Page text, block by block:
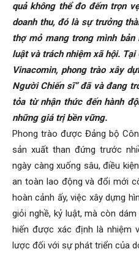
Danh
Vinacomin
quả không thể đo đếm trọn
doanh thu, đó là sự trưởng
thợ mỏ mang trong mình
luật và trách nhiệm xã hội. Tại
Vinacomin, phong trào xây
Người Chiến sĩ” đã và đang
tỏa từ nhận thức đến hành
những giá trị bền vững.
Phong trào được Đảng bộ
sản xuất than đứng trước
ngày càng xuống sâu, điều
an toàn lao động và đổi mới
hoàn cảnh ấy, việc xây dựng
giỏi nghề, kỷ luật, mà còn
hiến được xác định là nhiệm
lược đối với sự phát triển của